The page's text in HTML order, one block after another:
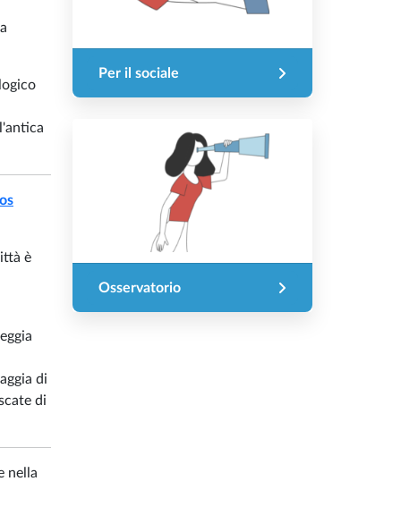
è
di
di
nella
Per il sociale
Osservatorio